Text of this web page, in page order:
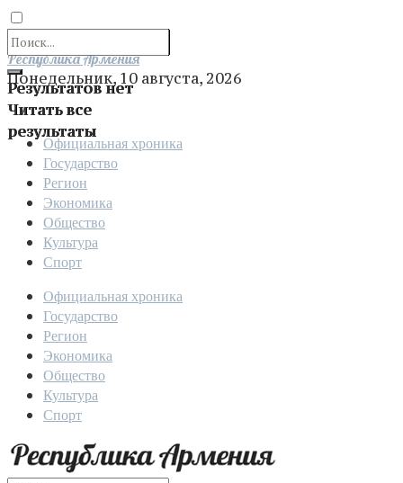
Результатов нет
Читать все
результаты
Отправить
Республика Армения
Понедельник, 10 августа, 2026
Официальная хроника
Государство
Регион
Экономика
Общество
Культура
Спорт
Официальная хроника
Государство
Регион
Экономика
Общество
Культура
Спорт